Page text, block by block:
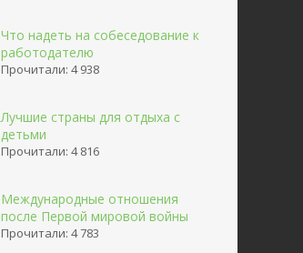
Что надеть на собеседование к
работодателю
Прочитали: 4 938
Лучшие страны для отдыха с
детьми
Прочитали: 4 816
Международные отношения
после Первой мировой войны
Прочитали: 4 783